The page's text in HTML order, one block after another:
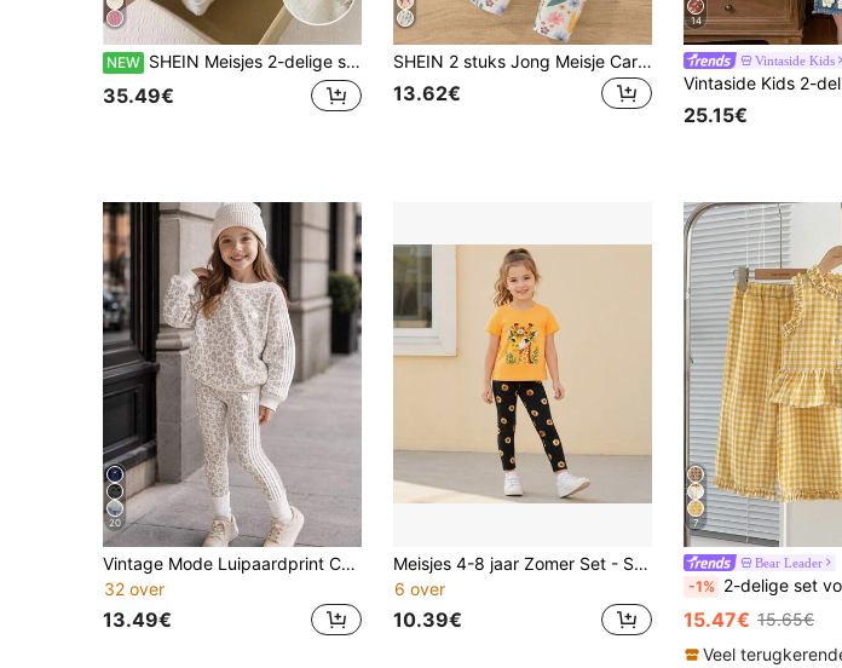
NEW SHEIN Meisjes 2-delige set met abrikooskleurige bloemenprint, zachte meisjesstijl, jas met revers en broek met elastische manchetten. Voorkant met knoopsluiting voor gemakkelijk aan- en uittrekken, bijpassende abrikooskleurige broek met elastische taille en winddichte zoom. Zoete en zachte outfit geschikt voor thuis en dagelijkse uitstapjes in de herfst en winter.
35.49€
SHEIN 2 stuks Jong Meisje Cartoon Karakter Print Korte Mouw Top en Bloemenpatroon Lange Broek Set, Casual Wear Voor De Winter
13.62€
14
Vintaside Kids
25.15€
20
Vintage Mode Luipaardprint Contraststreep, Casual Crewneck Sweatshirt met Lange Mouwen & Slim Fit Lange Broek 2-delige Set voor Jonge Meisjes, Geschikt voor Herfst/Winter Dagelijks, Uitstapjes, Campus, Sport, Homecoming, Terug naar School
32 over
13.49€
Meisjes 4-8 jaar Zomer Set - Schattig Giraffe Print T-shirt + Zonnebloem Legging, Casual Kinderkleding voor Baby's en Kleuters, Geschikt voor Dagelijks Gebruik, School, Spelen en Binnenactiviteiten
6 over
10.39€
7
Bear Leader
-1% 2-delige set voor jonge meisjes: modieus vest en broek
15.47€ 15.65€
Veel